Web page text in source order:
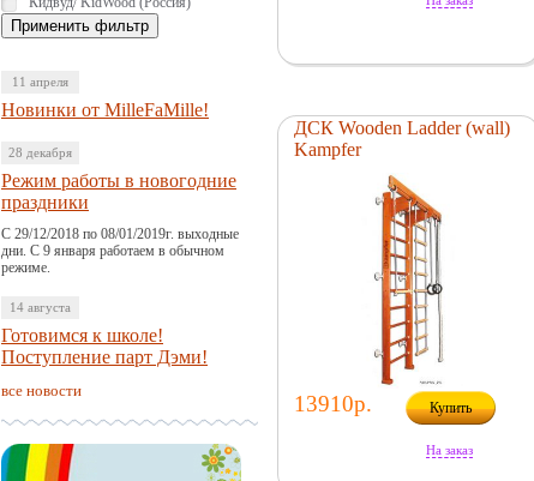
11 апреля
Новинки от MilleFaMille!
28 декабря
Режим работы в новогодние
праздники
С 29/12/2018 по 08/01/2019г. выходные
дни. С 9 января работаем в обычном
режиме.
14 августа
Готовимся к школе!
Поступление парт Дэми!
все новости
ДСК Wooden Ladder (wall)
Kampfer
13910р. Купить
На заказ